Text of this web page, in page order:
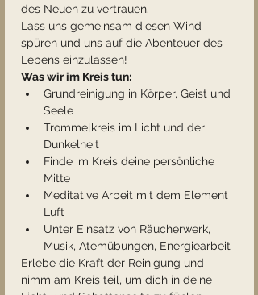
des Neuen zu vertrauen.
Lass uns gemeinsam diesen Wind
spüren und uns auf die Abenteuer des
Lebens einzulassen!
Was wir im Kreis tun:
Grundreinigung in Körper, Geist und
Seele
Trommelkreis im Licht und der
Dunkelheit
Finde im Kreis deine persönliche
Mitte
Meditative Arbeit mit dem Element
Luft
Unter Einsatz von Räucherwerk,
Musik, Atemübungen, Energiearbeit
Erlebe die Kraft der Reinigung und
nimm am Kreis teil, um dich in deine